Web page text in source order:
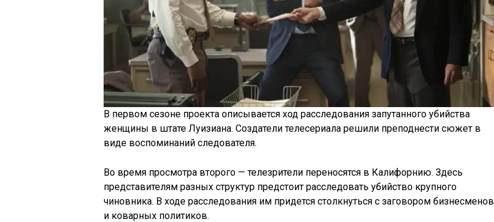
В первом сезоне проекта описывается ход расследования запутанного убийства
женщины в штате Луизиана. Создатели телесериала решили преподнести сюжет в
виде воспоминаний следователя.
Во время просмотра второго — телезрители переносятся в Калифорнию. Здесь
представителям разных структур предстоит расследовать убийство крупного
чиновника. В ходе расследования им придется столкнуться с заговором бизнесменов
и коварных политиков.